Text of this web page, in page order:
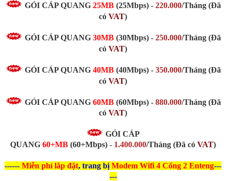
GÓI CÁP QUANG 25MB (25Mbps) - 220.000/Tháng (Đã
có VAT)
GÓI CÁP QUANG 30MB (30Mbps) - 250.000/Tháng (Đã
có VAT)
GÓI CÁP QUANG 40MB (40Mbps) - 350.000/Tháng (Đã
có VAT)
GÓI CÁP QUANG 60MB (60Mbps) - 880.000/Tháng (Đã
có VAT)
GÓI CÁP
QUANG 60+MB (60+Mbps) - 1.400.000/Tháng (Đã có VAT)
------ Miễn phílắp đặt, trang bị Modem Wifi 4 Cổng 2 Enteng---
---